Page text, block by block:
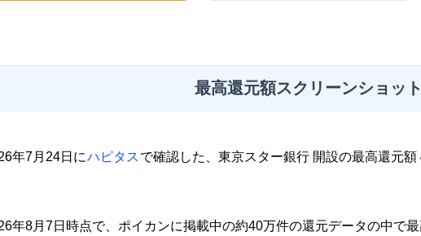
最高還元額スクリーンショット
年7月24日にハピタス で確認した、東京スター銀行 開設の最高還元額
年8月7日時点で、ポイカンに掲載中の約40万件の還元データの中で